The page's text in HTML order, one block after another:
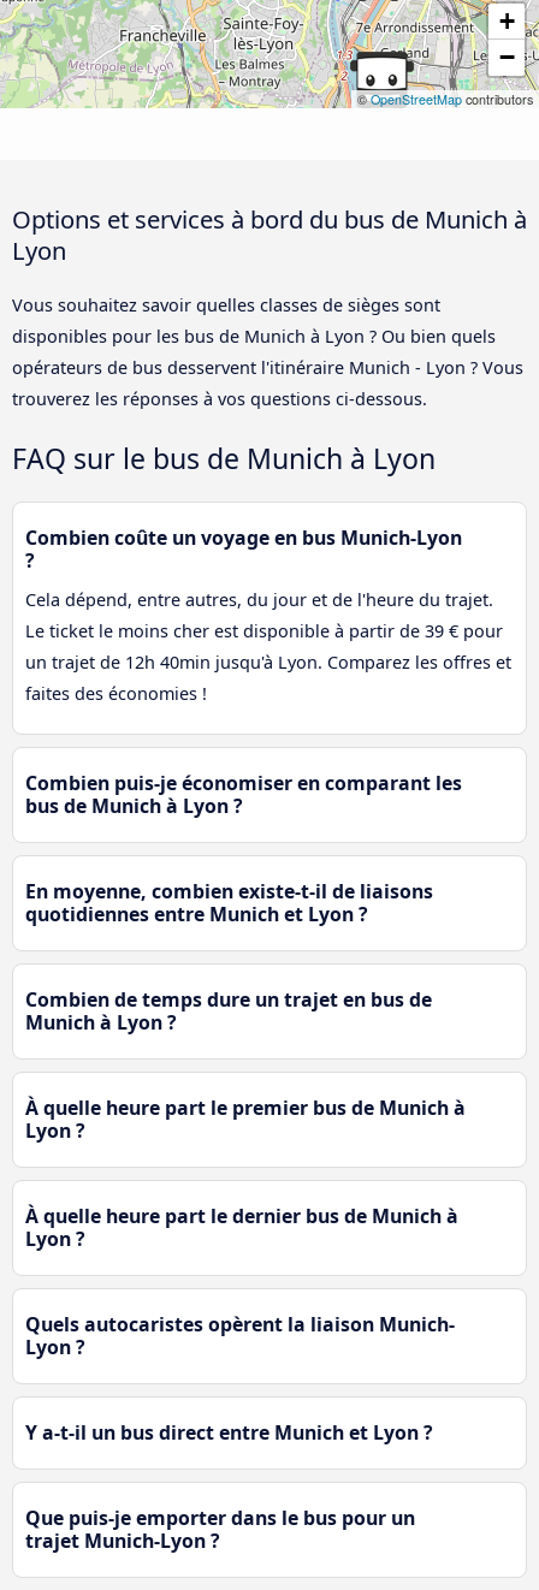
+
−
©OpenStreetMap contributors
Options et services à bord du bus de Munich à
Lyon
Vous souhaitez savoir quelles classes de sièges sont
disponibles pour les bus de Munich à Lyon ? Ou bien quels
opérateurs de bus desservent l'itinéraire Munich - Lyon ? Vous
trouverez les réponses à vos questions ci-dessous.
FAQ sur le bus de Munich à Lyon
Combien coûte un voyage en bus Munich-Lyon
?
Cela dépend, entre autres, du jour et de l'heure du trajet.
Le ticket le moins cher est disponible à partir de 39 € pour
un trajet de 12h 40min jusqu'à Lyon. Comparez les offres et
faites des économies !
Combien puis-je économiser en comparant les
bus de Munich à Lyon ?
En moyenne, combien existe-t-il de liaisons
quotidiennes entre Munich et Lyon ?
Combien de temps dure un trajet en bus de
Munich à Lyon ?
À quelle heure part le premier bus de Munich à
Lyon ?
À quelle heure part le dernier bus de Munich à
Lyon ?
Quels autocaristes opèrent la liaison Munich-
Lyon ?
Y a-t-il un bus direct entre Munich et Lyon ?
Que puis-je emporter dans le bus pour un
trajet Munich-Lyon ?